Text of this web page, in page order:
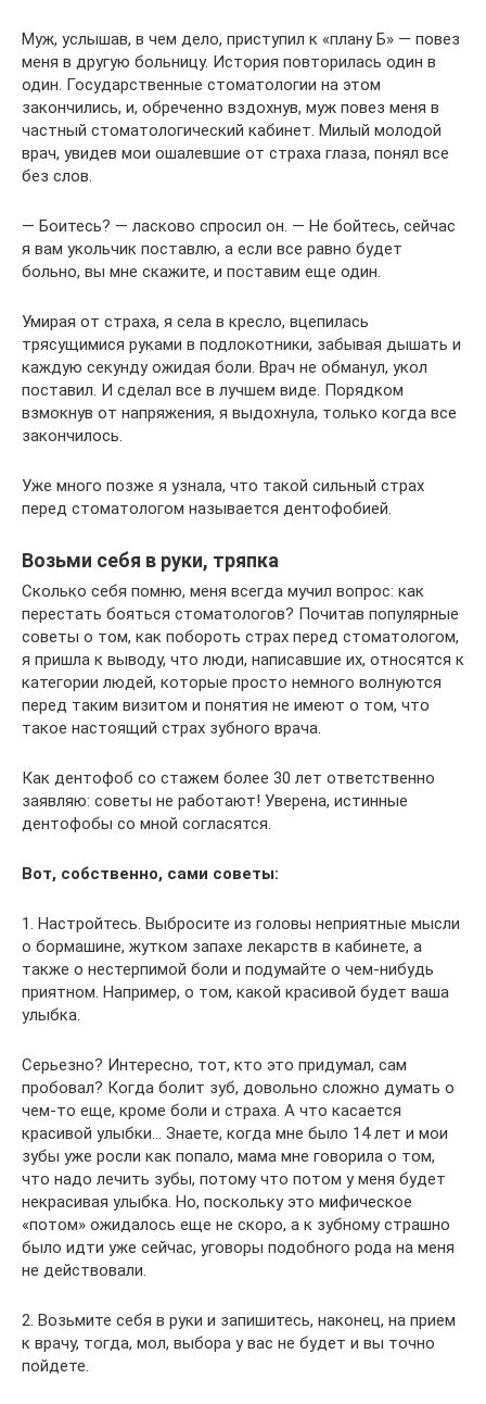
Муж, услышав, в чем дело, приступил к «плану Б» — повез
меня в другую больницу. История повторилась один в
один. Государственные стоматологии на этом
закончились, и, обреченно вздохнув, муж повез меня в
частный стоматологический кабинет. Милый молодой
врач, увидев мои ошалевшие от страха глаза, понял все
без слов.
— Боитесь? — ласково спросил он. — Не бойтесь, сейчас
я вам укольчик поставлю, а если все равно будет
больно, вы мне скажите, и поставим еще один.
Умирая от страха, я села в кресло, вцепилась
трясущимися руками в подлокотники, забывая дышать и
каждую секунду ожидая боли. Врач не обманул, укол
поставил. И сделал все в лучшем виде. Порядком
взмокнув от напряжения, я выдохнула, только когда все
закончилось.
Уже много позже я узнала, что такой сильный страх
перед стоматологом называется дентофобией.
Возьми себя в руки, тряпка
Сколько себя помню, меня всегда мучил вопрос: как
перестать бояться стоматологов? Почитав популярные
советы о том, как побороть страх перед стоматологом,
я пришла к выводу, что люди, написавшие их, относятся к
категории людей, которые просто немного волнуются
перед таким визитом и понятия не имеют о том, что
такое настоящий страх зубного врача.
Как дентофоб со стажем более 30 лет ответственно
заявляю: советы не работают! Уверена, истинные
дентофобы со мной согласятся.
Вот, собственно, сами советы:
1. Настройтесь. Выбросите из головы неприятные мысли
о бормашине, жутком запахе лекарств в кабинете, а
также о нестерпимой боли и подумайте о чем-нибудь
приятном. Например, о том, какой красивой будет ваша
улыбка.
Серьезно? Интересно, тот, кто это придумал, сам
пробовал? Когда болит зуб, довольно сложно думать о
чем-то еще, кроме боли и страха. А что касается
красивой улыбки… Знаете, когда мне было 14 лет и мои
зубы уже росли как попало, мама мне говорила о том,
что надо лечить зубы, потому что потом у меня будет
некрасивая улыбка. Но, поскольку это мифическое
«потом» ожидалось еще не скоро, а к зубному страшно
было идти уже сейчас, уговоры подобного рода на меня
не действовали.
2. Возьмите себя в руки и запишитесь, наконец, на прием
к врачу, тогда, мол, выбора у вас не будет и вы точно
пойдете.